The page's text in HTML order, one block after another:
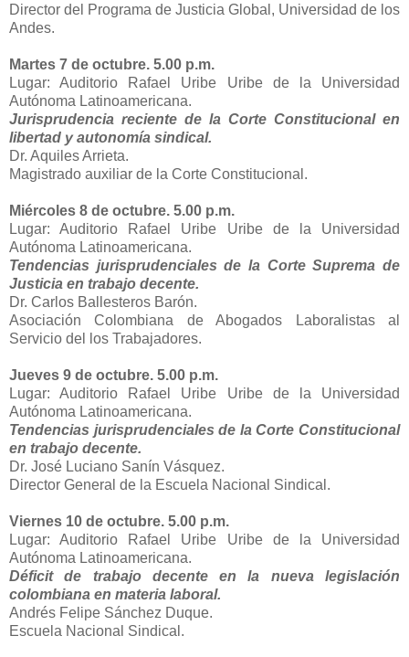
Director del Programa de Justicia Global, Universidad de los
Andes.
Martes 7 de octubre. 5.00 p.m.
Lugar: Auditorio Rafael Uribe Uribe de la Universidad
Autónoma Latinoamericana.
Jurisprudencia reciente de la Corte Constitucional en
libertad y autonomía sindical.
Dr. Aquiles Arrieta.
Magistrado auxiliar de la Corte Constitucional.
Miércoles 8 de octubre. 5.00 p.m.
Lugar: Auditorio Rafael Uribe Uribe de la Universidad
Autónoma Latinoamericana.
Tendencias jurisprudenciales de la Corte Suprema de
Justicia en trabajo decente.
Dr. Carlos Ballesteros Barón.
Asociación Colombiana de Abogados Laboralistas al
Servicio del los Trabajadores.
Jueves 9 de octubre. 5.00 p.m.
Lugar: Auditorio Rafael Uribe Uribe de la Universidad
Autónoma Latinoamericana.
Tendencias jurisprudenciales de la Corte Constitucional
en trabajo decente.
Dr. José Luciano Sanín Vásquez.
Director General de la Escuela Nacional Sindical.
Viernes 10 de octubre. 5.00 p.m.
Lugar: Auditorio Rafael Uribe Uribe de la Universidad
Autónoma Latinoamericana.
Déficit de trabajo decente en la nueva legislación
colombiana en materia laboral.
Andrés Felipe Sánchez Duque.
Escuela Nacional Sindical.